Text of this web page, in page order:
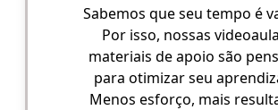
Sabemos que seu tempo é
Por isso, nossas
materiais de apoio são
para otimizar seu
Menos esforço, mais